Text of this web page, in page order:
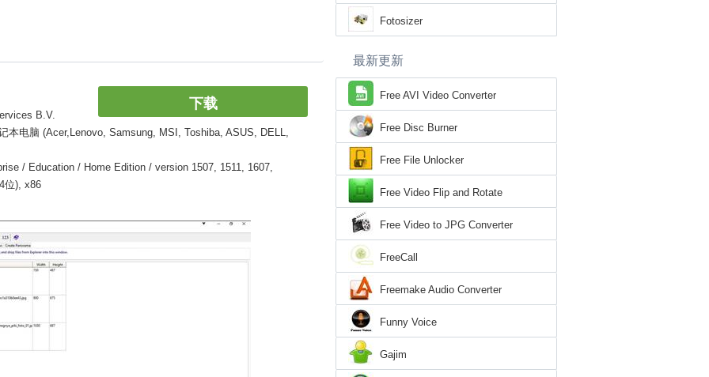
下载
B.V.
本电脑 (Acer,Lenovo, Samsung, MSI, Toshiba, ASUS, DELL,
/ Education / Home Edition / version 1507, 1511, 1607,
位), x86
Fotosizer
最新更新
Free AVI Video Converter
Free Disc Burner
Free File Unlocker
Free Video Flip and Rotate
Free Video to JPG Converter
FreeCall
Freemake Audio Converter
Funny Voice
Gajim